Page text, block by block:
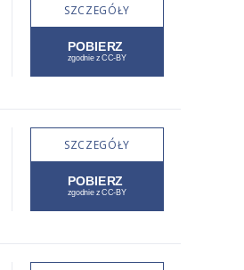
SZCZEGÓŁY
SZCZEGÓŁY